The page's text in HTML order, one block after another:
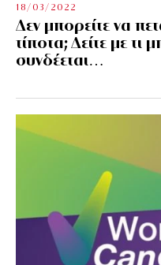
18/03/2022
Δεν μπορείτε να
τίποτα; Δείτε με τι
συνδέεται…